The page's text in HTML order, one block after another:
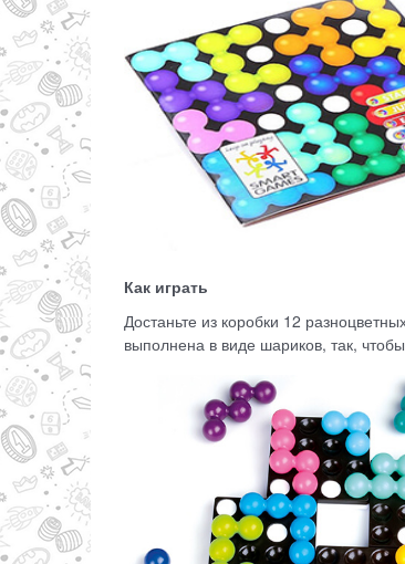
Как играть
Достаньте из коробки 12
выполнена в виде шариков, так,